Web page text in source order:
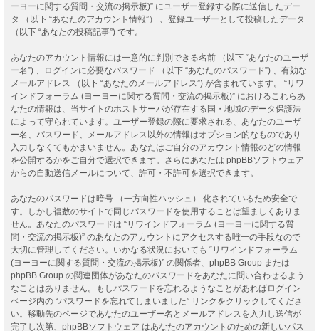
ーヨーに関する質問・交流の掲示板)” にユーザー登録する際に送信したデー
タ （以下 “あなたのアカウント情報”） 、登録ユーザーとして投稿したデータ
（以下 “あなたの投稿記事”) です。
あなたのアカウント情報には一意的に判別できる名前 （以下 “あなたのユーザ
ー名”) 、ログインに必要なパスワード （以下 “あなたのパスワード”) 、有効な
メールアドレス （以下 “あなたのメールアドレス”) が含まれています。 “リワ
インドフォーラム (ヨーヨーに関する質問・交流の掲示板)” におけるこれらあ
なたの情報は、当サイトのホストサーバが存在する国・地域のデータ保護法
によって守られています。ユーザー登録の際に要求される、あなたのユーザ
ー名、パスワード、メールアドレス以外の情報はオプション的なものであり
入力しなくてもかまいません。あなたはご自分のアカウント情報のどの情報
を公開するかをご自分で選択できます。さらにあなたは phpBBソフトウェア
からの自動送信メールについて、許可・不許可を選択できます。
あなたのパスワードは暗号 （一方向性ハッシュ） 化されているため安全で
す。しかし複数のサイトで同じパスワードを使用することは望ましくありま
せん。あなたのパスワードは “リワインドフォーラム (ヨーヨーに関する質
問・交流の掲示板)” のあなたのアカウントにアクセスする唯一の手段なので
大切に管理してください。いかなる状況においても “リワインドフォーラム
(ヨーヨーに関する質問・交流の掲示板)” の関係者、phpBB Group または
phpBB Group の関連団体があなたのパスワードをあなたに問い合わせるよう
なことはありません。もしパスワードを忘れるようなことがあればログイン
ページ内の “パスワードを忘れてしまいました” リンクをクリックしてくださ
い。移動先のページであなたのユーザー名とメールアドレスを入力し送信が
完了し次第、phpBBソフトウェア はあなたのアカウントのための新しいパス